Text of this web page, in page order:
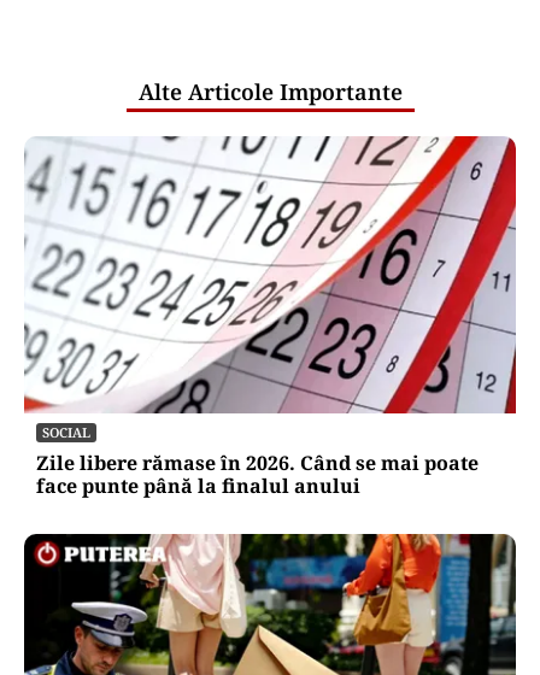
Alte Articole Importante
SOCIAL
Zile libere rămase în 2026. Când se mai poate
face punte până la finalul anului